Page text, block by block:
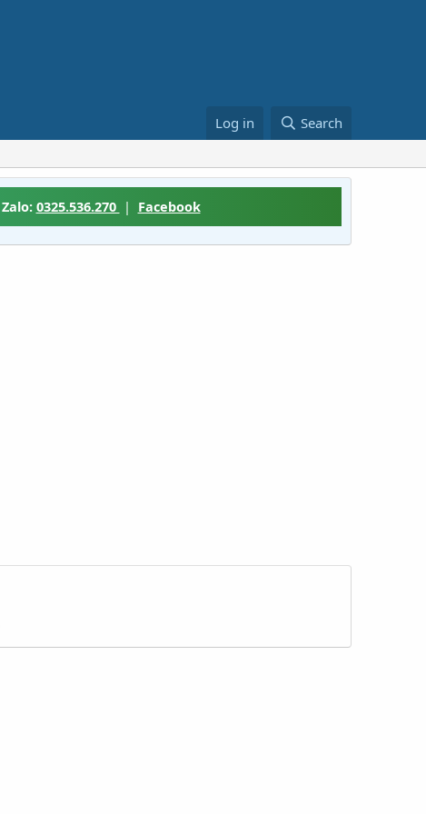
Log in Search
Zalo: 0325.536.270 | Facebook